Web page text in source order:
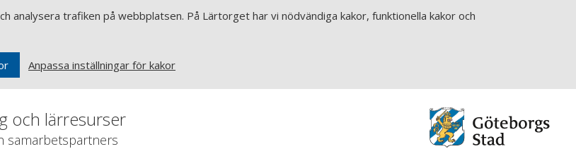
analysera trafiken på webbplatsen. På Lärtorget har vi nödvändiga kakor, funktionella kakor och
Anpassa inställningar för kakor
och lärresurser
samarbetspartners